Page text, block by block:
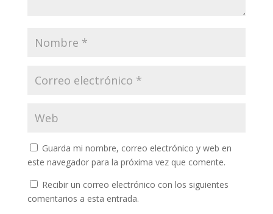
Guarda mi nombre, correo electrónico y web en
este navegador para la próxima vez que comente.
Recibir un correo electrónico con los siguientes
comentarios a esta entrada.